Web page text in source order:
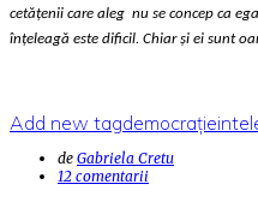
cetățenii care aleg nu se concep ca
înțeleagă este dificil. Chiar și ei sunt
Add new tagdemocrație
de Gabriela Cretu
12 comentarii